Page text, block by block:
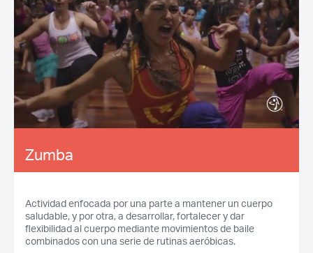
Zumba
Actividad enfocada por una parte a mantener un cuerpo
saludable, y por otra, a desarrollar, fortalecer y dar
flexibilidad al cuerpo mediante movimientos de baile
combinados con una serie de rutinas aeróbicas.